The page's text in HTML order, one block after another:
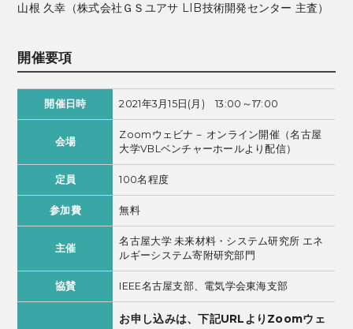
山根 久幸（株式会社ＧＳユアサ LIB技術開発センター 主査）
開催要項
開催日時 2021年3月15日(月) 13:00～17:00
会場
Zoomウェビナ－ オンライン開催（名古屋
大学VBLベンチャーホールより配信）
定員 100名程度
参加費 無料
主催
名古屋大学 未来材料・システム研究所 エネ
ルギーシステム寄附研究部門
協賛 IEEE名古屋支部、電気学会東海支部
お申し込みは、下記URLよりZoomウェ